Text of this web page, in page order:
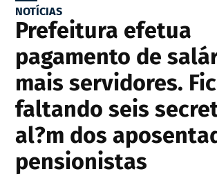
NOTÍCIAS
Prefeitura efetua
pagamento de
mais servidores.
faltando seis
al?m dos
pensionistas